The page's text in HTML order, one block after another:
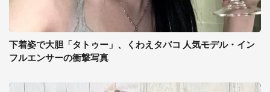
下着姿で大胆「タトゥー」、くわえタバコ 人気モデル・イン
フルエンサーの衝撃写真